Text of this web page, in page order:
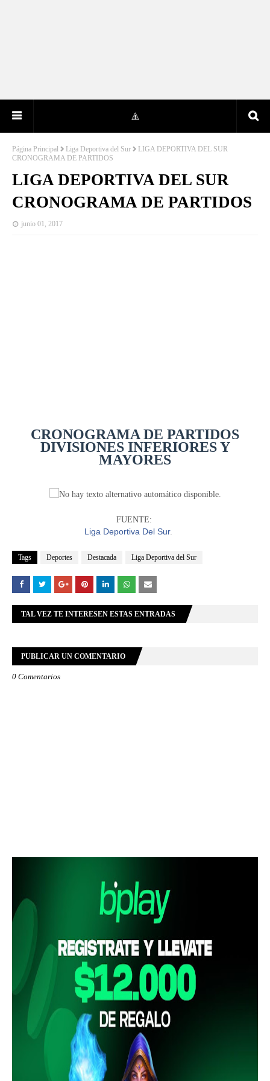
Página Principal Liga Deportiva del Sur
LIGA DEPORTIVA DEL SUR
CRONOGRAMA DE PARTIDOS
LIGA DEPORTIVA DEL SUR
CRONOGRAMA DE PARTIDOS
junio 01, 2017
CRONOGRAMA DE PARTIDOS
DIVISIONES INFERIORES Y
MAYORES
FUENTE:
Liga Deportiva Del Sur.
Tags Deportes Destacada Liga Deportiva del Sur
TAL VEZ TE INTERESEN ESTAS ENTRADAS
PUBLICAR UN COMENTARIO
0 Comentarios